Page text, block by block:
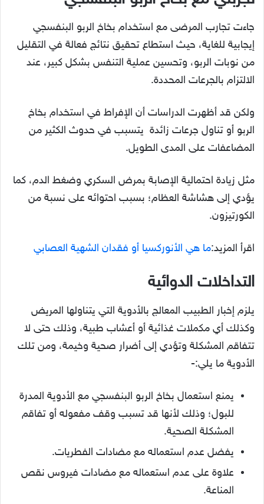
جاءت تجارب المرضى مع استخدام بخاخ الربو البنفسجي
إيجابية للغاية، حيث استطاع تحقيق نتائج فعالة في التقليل
من نوبات الربو، وتحسين عملية التنفس بشكل كبير، عند
الالتزام بالجرعات المحددة.
ولكن قد أظهرت الدراسات أن الإفراط في استخدام بخاخ
الربو أو تناول جرعات زائدة يتسبب في حدوث الكثير من
المضاعفات على المدى الطويل.
مثل زيادة احتمالية الإصابة بمرض السكري وضغط الدم، كما
يؤدي إلى هشاشة العظام؛ بسبب احتوائه على نسبة من
الكورتيزون.
اقرأ المزيد:ما هي الأنوركسيا أو فقدان الشهية العصابي
التداخلات الدوائية
يلزم إخبار الطبيب المعالج بالأدوية التي يتناولها المريض
وكذلك أي مكملات غذائية أو أعشاب طبية، وذلك حتى لا
تتفاقم المشكلة وتؤدي إلى أضرار صحية وخيمة، ومن تلك
الأدوية ما يلي:-
يمنع استعمال بخاخ الربو البنفسجي مع الأدوية المدرة
للبول؛ وذلك لأنها قد تسبب وقف مفعوله أو تفاقم
المشكلة الصحية.
يفضل عدم استعماله مع مضادات الفطريات.
علاوة على عدم استعماله مع مضادات فيروس نقص
المناعة.